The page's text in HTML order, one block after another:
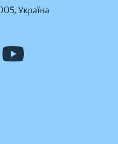
Україна